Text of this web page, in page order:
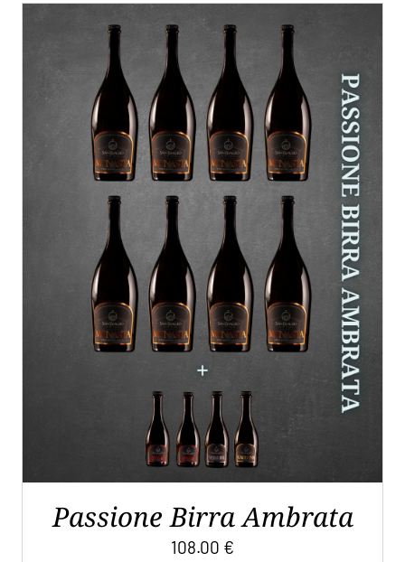
AGGIUNGI AL CARRELLO / DETTAGLI
Passione Birra Ambrata
108.00 €